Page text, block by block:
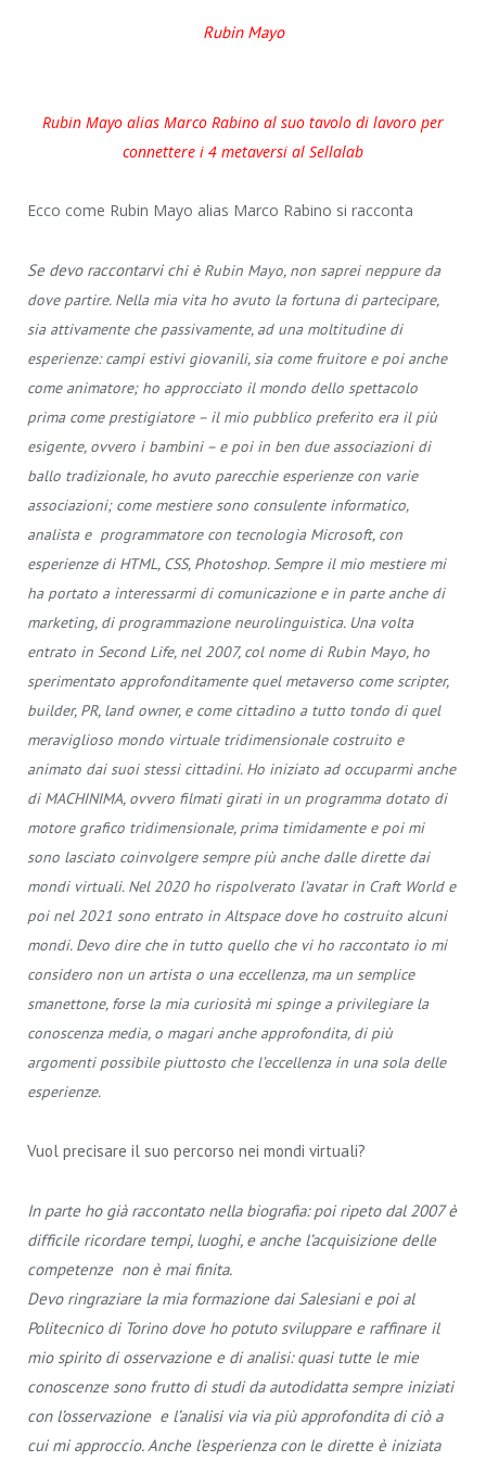
Rubin Mayo
Rubin Mayo alias Marco Rabino al suo tavolo di lavoro per
connettere i 4 metaversi al Sellalab
Ecco come Rubin Mayo alias Marco Rabino si racconta
Se devo raccontarvi chi è Rubin Mayo, non saprei neppure da
dove partire. Nella mia vita ho avuto la fortuna di partecipare,
sia attivamente che passivamente, ad una moltitudine di
esperienze: campi estivi giovanili, sia come fruitore e poi anche
come animatore; ho approcciato il mondo dello spettacolo
prima come prestigiatore – il mio pubblico preferito era il più
esigente, ovvero i bambini – e poi in ben due associazioni di
ballo tradizionale, ho avuto parecchie esperienze con varie
associazioni; come mestiere sono consulente informatico,
analista e programmatore con tecnologia Microsoft, con
esperienze di HTML, CSS, Photoshop. Sempre il mio mestiere mi
ha portato a interessarmi di comunicazione e in parte anche di
marketing, di programmazione neurolinguistica. Una volta
entrato in Second Life, nel 2007, col nome di Rubin Mayo, ho
sperimentato approfonditamente quel metaverso come scripter,
builder, PR, land owner, e come cittadino a tutto tondo di quel
meraviglioso mondo virtuale tridimensionale costruito e
animato dai suoi stessi cittadini. Ho iniziato ad occuparmi anche
di MACHINIMA, ovvero filmati girati in un programma dotato di
motore grafico tridimensionale, prima timidamente e poi mi
sono lasciato coinvolgere sempre più anche dalle dirette dai
mondi virtuali. Nel 2020 ho rispolverato l’avatar in Craft World e
poi nel 2021 sono entrato in Altspace dove ho costruito alcuni
mondi. Devo dire che in tutto quello che vi ho raccontato io mi
considero non un artista o una eccellenza, ma un semplice
smanettone, forse la mia curiosità mi spinge a privilegiare la
conoscenza media, o magari anche approfondita, di più
argomenti possibile piuttosto che l’eccellenza in una sola delle
esperienze.
Vuol precisare il suo percorso nei mondi virtuali?
In parte ho già raccontato nella biografia: poi ripeto dal 2007 è
difficile ricordare tempi, luoghi, e anche l’acquisizione delle
competenze non è mai finita.
Devo ringraziare la mia formazione dai Salesiani e poi al
Politecnico di Torino dove ho potuto sviluppare e raffinare il
mio spirito di osservazione e di analisi: quasi tutte le mie
conoscenze sono frutto di studi da autodidatta sempre iniziati
con l’osservazione e l’analisi via via più approfondita di ciò a
cui mi approccio. Anche l’esperienza con le dirette è iniziata